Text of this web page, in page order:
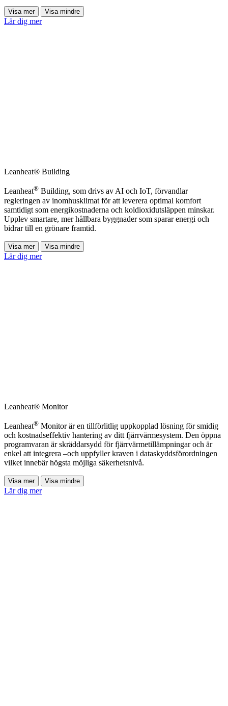
Visa mer Visa mindre
Lär dig mer
Leanheat® Building
Leanheat® Building, som drivs av AI och IoT, förvandlar
regleringen av inomhusklimat för att leverera optimal komfort
samtidigt som energikostnaderna och koldioxidutsläppen minskar.
Upplev smartare, mer hållbara byggnader som sparar energi och
bidrar till en grönare framtid.
Visa mer Visa mindre
Lär dig mer
Leanheat® Monitor
Leanheat® Monitor är en tillförlitlig uppkopplad lösning för smidig
och kostnadseffektiv hantering av ditt fjärrvärmesystem. Den öppna
programvaran är skräddarsydd för fjärrvärmetillämpningar och är
enkel att integrera –och uppfyller kraven i dataskyddsförordningen
vilket innebär högsta möjliga säkerhetsnivå.
Visa mer Visa mindre
Lär dig mer